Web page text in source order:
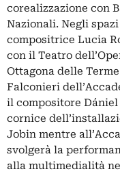
corealizzazione con
Nazionali. Negli
compositrice Lucia
con il Teatro
Ottagona delle
Falconieri
il compositore
cornice
Jobin mentre
svolgerà la
alla multimedialità